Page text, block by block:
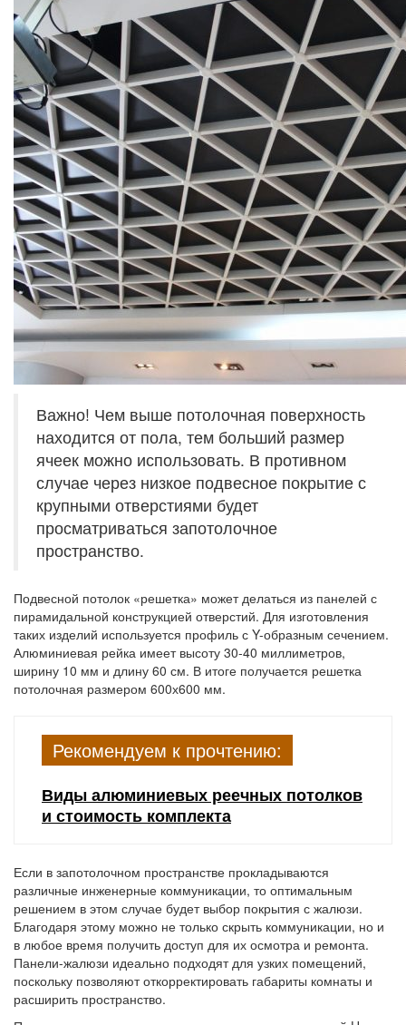
Важно! Чем выше потолочная поверхность
находится от пола, тем больший размер
ячеек можно использовать. В противном
случае через низкое подвесное покрытие с
крупными отверстиями будет
просматриваться запотолочное
пространство.
Подвесной потолок «решетка» может делаться из панелей с
пирамидальной конструкцией отверстий. Для изготовления
таких изделий используется профиль с Y-образным сечением.
Алюминиевая рейка имеет высоту 30-40 миллиметров,
ширину 10 мм и длину 60 см. В итоге получается решетка
потолочная размером 600х600 мм.
Рекомендуем к прочтению:
Виды алюминиевых реечных потолков
и стоимость комплекта
Если в запотолочном пространстве прокладываются
различные инженерные коммуникации, то оптимальным
решением в этом случае будет выбор покрытия с жалюзи.
Благодаря этому можно не только скрыть коммуникации, но и
в любое время получить доступ для их осмотра и ремонта.
Панели-жалюзи идеально подходят для узких помещений,
поскольку позволяют откорректировать габариты комнаты и
расширить пространство.